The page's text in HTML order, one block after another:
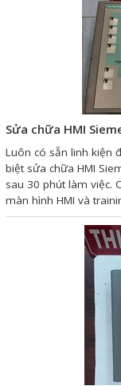
Sửa chữa HMI
Luôn có sẵn linh kiện
biệt sửa chữa HMI
sau 30 phút làm việc.
màn hình HMI và
Màn hình cảm
PLC - Bộ lập
Máy tính công
Motor Servo /
Cáp lập trình
Servo
Thiết bị thu thập
truyền và lưu trữ
Thiết bị điều
Thiết bị cảnh báo
Thiết bị đo